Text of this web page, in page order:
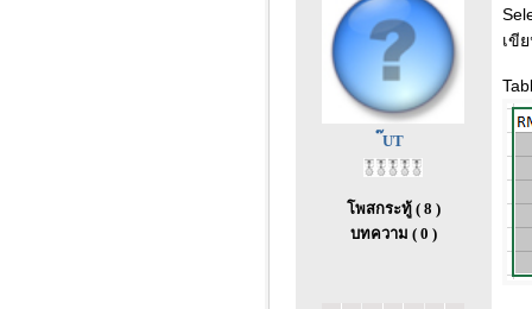
๊UT
โพสกระทู้ ( 8 )
บทความ ( 0 )
เขี